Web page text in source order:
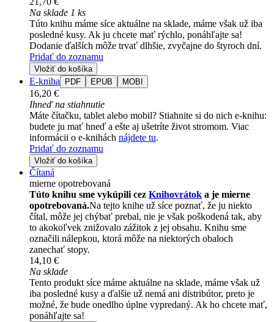
Na sklade 1 ks
Túto knihu máme síce aktuálne na sklade, máme však už iba
posledné kusy. Ak ju chcete mať rýchlo, ponáhľajte sa!
Dodanie ďalších môže trvať dlhšie, zvyčajne do štyroch dní.
Pridať do zoznamu
Vložiť do košíka
E-kniha PDF EPUB MOBI
16,20 €
Ihneď na stiahnutie
Máte čítačku, tablet alebo mobil? Stiahnite si do nich e-knihu:
budete ju mať hneď a ešte aj ušetríte život stromom. Viac
informácii o e-knihách nájdete tu.
Pridať do zoznamu
Vložiť do košíka
Čítaná
mierne opotrebovaná
Túto knihu sme vykúpili cez Knihovrátok a je mierne
opotrebovaná.Na tejto knihe už síce poznať, že ju niekto
čítal, môže jej chýbať prebal, nie je však poškodená tak, aby
to akokoľvek znižovalo zážitok z jej obsahu. Knihu sme
označili nálepkou, ktorá môže na niektorých obaloch
zanechať stopy.
14,10 €
Na sklade
Tento produkt síce máme aktuálne na sklade, máme však už
iba posledné kusy a ďalšie už nemá ani distribútor, preto je
možné, že bude onedlho úplne vypredaný. Ak ho chcete mať,
ponáhľajte sa!